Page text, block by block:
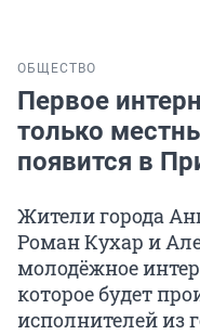
ОБЩЕСТВО
Первое
только
появится в
Жители города
Роман Кухар и
молодёжное
которое будет
исполнителей из